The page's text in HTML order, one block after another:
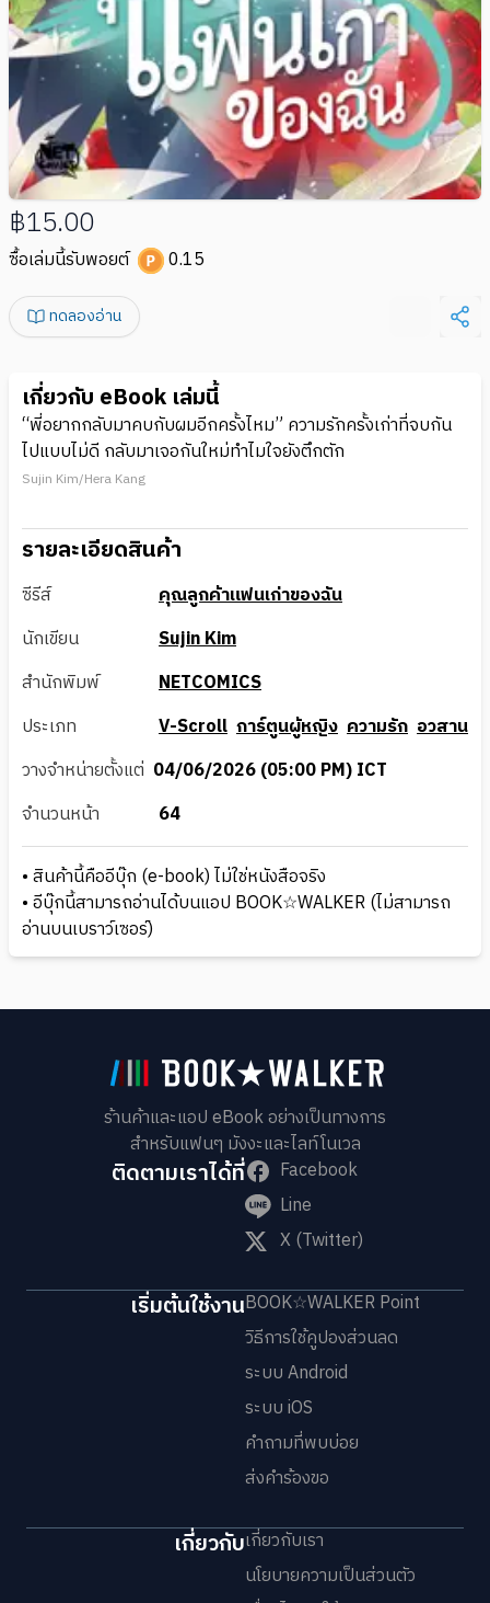
฿15.00
ซื้อเล่มนี้รับพอยต์ 0.15
ทดลองอ่าน
เกี่ยวกับ eBook เล่มนี้
“พี่อยากกลับมาคบกับผมอีกครั้งไหม” ความรักครั้งเก่าที่จบกัน
ไปแบบไม่ดี กลับมาเจอกันใหม่ทำไมใจยังตึกตัก
Sujin Kim/Hera Kang
รายละเอียดสินค้า
ซีรีส์
คุณลูกค้าแฟนเก่าของฉัน
นักเขียน
Sujin Kim
สำนักพิมพ์
NETCOMICS
ประเภท
V-Scroll การ์ตูนผู้หญิง ความรัก อวสาน
วางจำหน่ายตั้งแต่ 04/06/2026 (05:00 PM) ICT
จำนวนหน้า
64
• สินค้านี้คืออีบุ๊ก (e-book) ไม่ใช่หนังสือจริง
• อีบุ๊กนี้สามารถอ่านได้บนแอป BOOK☆WALKER (ไม่สามารถ
อ่านบนเบราว์เซอร์)
ร้านค้าและแอป eBook อย่างเป็นทางการ
สำหรับแฟนๆ มังงะและไลท์โนเวล
ติดตามเราได้ที่
Facebook
Line
X (Twitter)
เริ่มต้นใช้งานBOOK☆WALKER Point
วิธีการใช้คูปองส่วนลด
ระบบ Android
ระบบ iOS
คำถามที่พบบ่อย
ส่งคำร้องขอ
เกี่ยวกับเกี่ยวกับเรา
นโยบายความเป็นส่วนตัว